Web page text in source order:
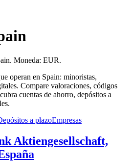
Moneda: EUR.
operan en Spain: minoristas,
Compare valoraciones, códigos
cuentas de ahorro, depósitos a
a plazoEmpresas
Aktiengesellschaft,